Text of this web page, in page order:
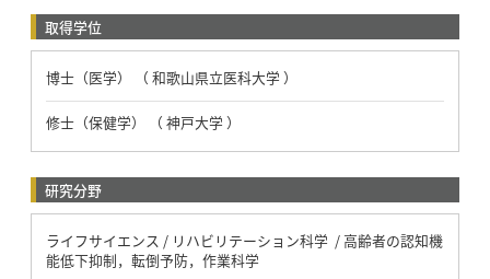
取得学位
博士（医学） （ 和歌山県立医科大学 ）
修士（保健学） （ 神戸大学 ）
研究分野
ライフサイエンス / リハビリテーション科学 / 高齢者の認知機
能低下抑制，転倒予防，作業科学